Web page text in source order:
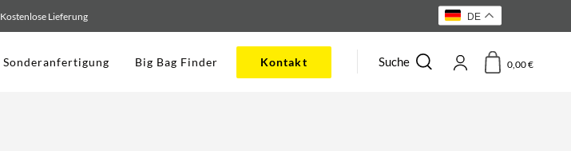
Kostenlose Lieferung DE
Sonderanfertigung Big Bag Finder Kontakt Suche 0,00€